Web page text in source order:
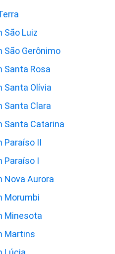
São Luiz
São Gerônimo
Santa Rosa
Santa Olívia
Santa Clara
Santa Catarina
Paraíso II
Paraíso I
Nova Aurora
Morumbi
Minesota
Martins